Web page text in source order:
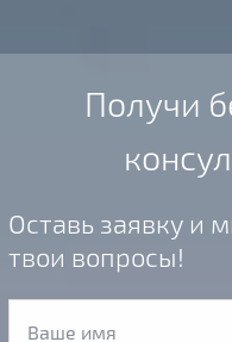
Получи
Оставь заявку и
твои вопросы!